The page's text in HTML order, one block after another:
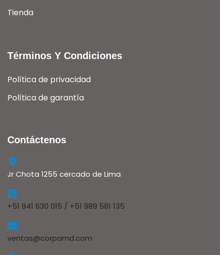
Tienda
Términos Y Condiciones
Política de privacidad
Política de garantía
Contáctenos
Jr Chota 1255 cercado de Lima
+51 941 630 015 / +51 989 581 135
ventas@corpamd.com